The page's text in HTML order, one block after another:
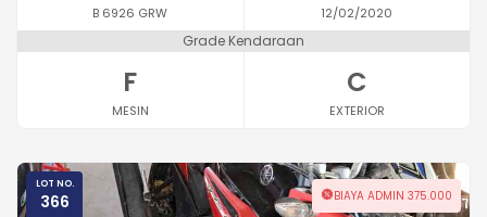
B 6926 GRW 12/02/2020
Grade Kendaraan
F
MESIN
C
EXTERIOR
LOT NO.
366 BIAYA ADMIN 375.000